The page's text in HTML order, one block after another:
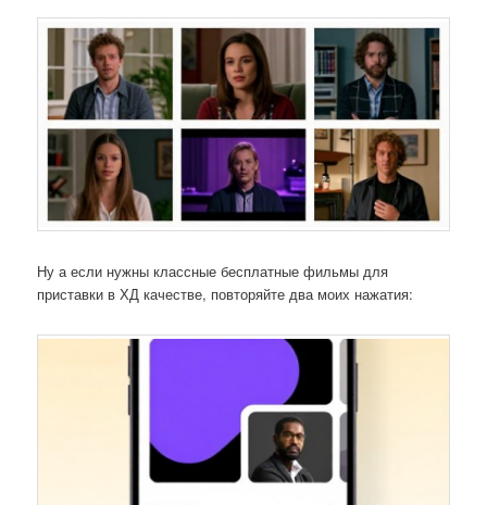
Ну а если нужны классные бесплатные фильмы для
приставки в ХД качестве, повторяйте два моих нажатия: